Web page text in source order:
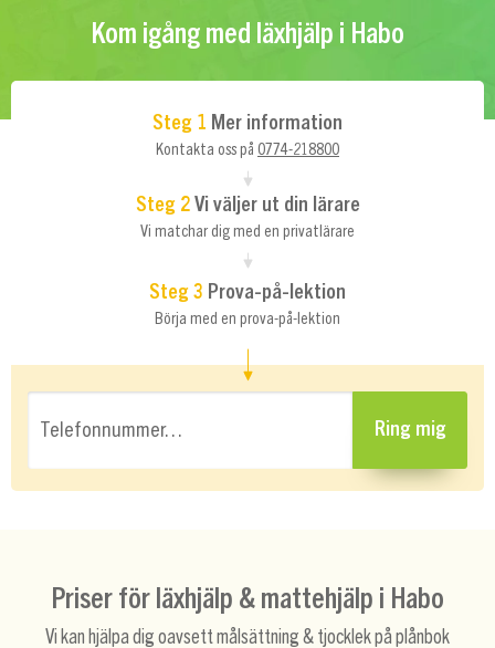
Kom igång med läxhjälp i Habo
Steg 1 Mer information
Kontakta oss på 0774-218800
Steg 2Vi väljer ut din lärare
Vi matchar dig med en privatlärare
Steg 3 Prova-på-lektion
Börja med en prova-på-lektion
Telefonnummer… Ring mig
Priser för läxhjälp & mattehjälp i Habo
Vi kan hjälpa dig oavsett målsättning & tjocklek på plånbok